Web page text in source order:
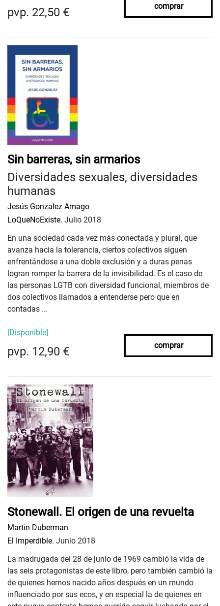
pvp. 22,50 € comprar
Sin barreras, sin armarios
Diversidades sexuales, diversidades
humanas
Jesús Gonzalez Amago
LoQueNoExiste. Julio 2018
En una sociedad cada vez más conectada y plural, que
avanza hacia la tolerancia, ciertos colectivos siguen
enfrentándose a una doble exclusión y a duras penas
logran romper la barrera de la invisibilidad. Es el caso de
las personas LGTB con diversidad funcional, miembros de
dos colectivos llamados a entenderse pero que en
contadas ...
[Disponible]
pvp. 12,90 € comprar
Stonewall. El origen de una revuelta
Martin Duberman
El Imperdible. Junio 2018
La madrugada del 28 de junio de 1969 cambió la vida de
las seis protagonistas de este libro, pero también cambió la
de quienes hemos nacido años después en un mundo
influenciado por sus ecos, y en especial la de quienes en